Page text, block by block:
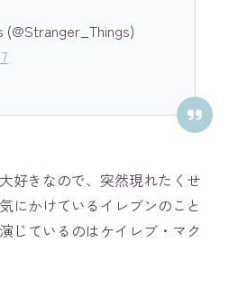
好きなので、突然現れたくせ
にかけているイレブンのこと
じているのはケイレブ・マク